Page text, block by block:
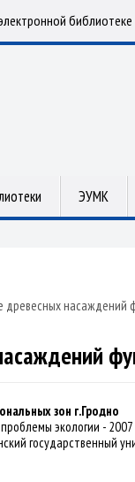
библиотеке
ЭУМК
древесных насаждений
зон г.Гродно
экологии -
государственный